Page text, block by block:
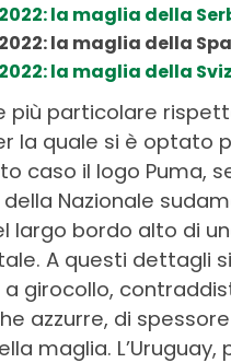
la maglia della
la maglia della
la maglia della
più particolare
la quale si è optato
caso il logo Puma,
Nazionale
largo bordo alto di
A questi dettagli
girocollo,
azzurre, di
maglia.